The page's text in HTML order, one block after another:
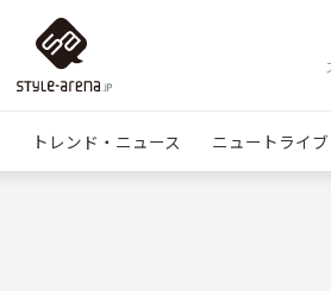
トレンド・ニュース ニュートライブ